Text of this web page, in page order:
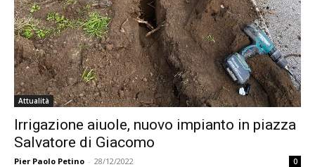
Attualità
Irrigazione aiuole, nuovo impianto in piazza
Salvatore di Giacomo
Pier Paolo Petino - 28/12/2022 0